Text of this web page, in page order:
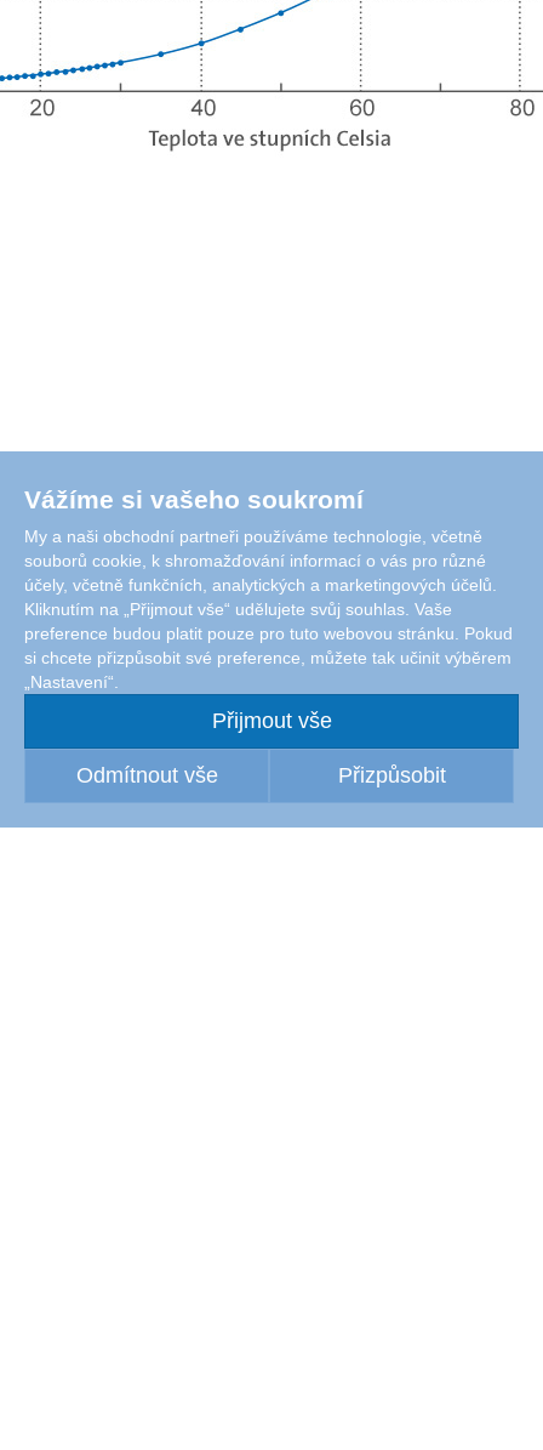
Vážíme si vašeho soukromí
My a naši obchodní partneři používáme technologie, včetně
souborů cookie, k shromažďování informací o vás pro různé
účely, včetně funkčních, analytických a marketingových účelů.
Kliknutím na „Přijmout vše“ udělujete svůj souhlas. Vaše
preference budou platit pouze pro tuto webovou stránku. Pokud
si chcete přizpůsobit své preference, můžete tak učinit výběrem
„Nastavení“.
Přijmout vše
Odmítnout vše Přizpůsobit